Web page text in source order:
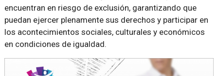
encuentran en riesgo de exclusión, garantizando que
puedan ejercer plenamente sus derechos y participar en
los acontecimientos sociales, culturales y económicos
en condiciones de igualdad.